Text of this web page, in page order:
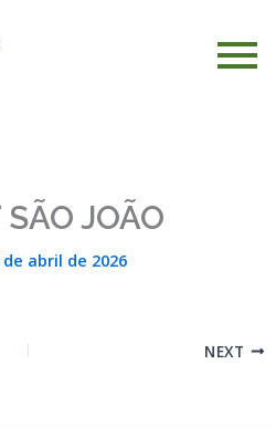
JOÃO
de abril de 2026
NEXT